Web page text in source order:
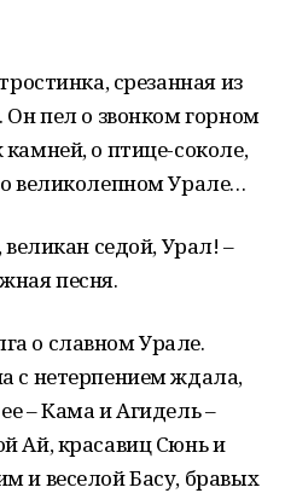
срезанная из
Он пел о звонком горном
о птице-соколе,
великолепном Урале…
седой, Урал! –
песня.
о славном Урале.
с нетерпением ждала,
– Кама и Агидель –
Ай, красавиц Сюнь и
и веселой Басу, бравых